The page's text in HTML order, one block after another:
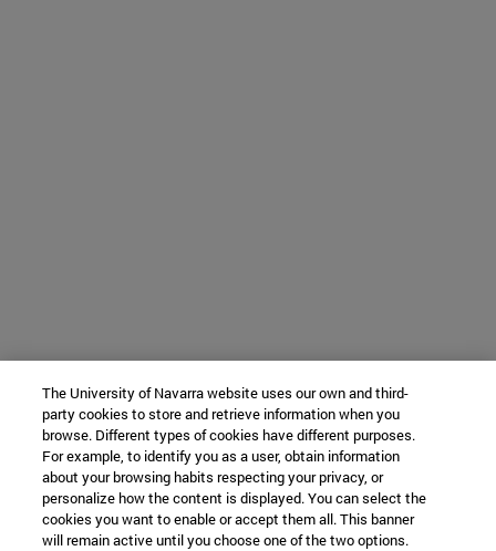
The University of Navarra website uses our own and third-
party cookies to store and retrieve information when you
browse. Different types of cookies have different purposes.
For example, to identify you as a user, obtain information
about your browsing habits respecting your privacy, or
personalize how the content is displayed. You can select the
cookies you want to enable or accept them all. This banner
will remain active until you choose one of the two options.